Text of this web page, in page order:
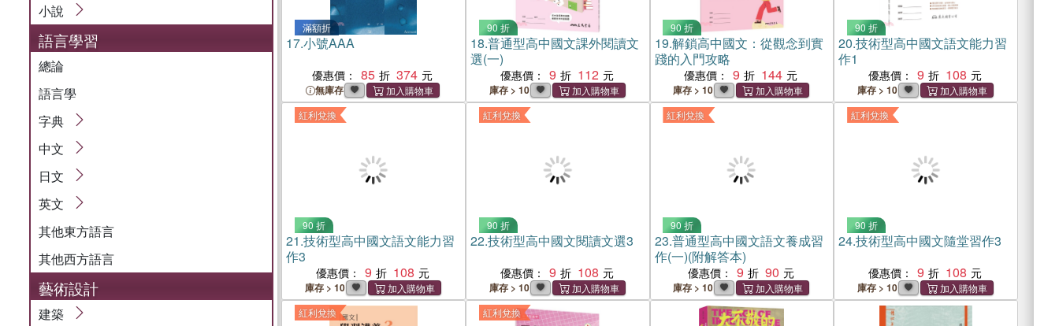
小說
語言學習
總論
語言學
字典
中文
日文
英文
其他東方語言
其他西方語言
藝術設計
建築
滿額折
17.小號AAA
優惠價： 85 374
無庫存
90 折
18.普通型高中國文課外閱讀文
選(一)
優惠價： 9 112
庫存 > 10
90 折
19.解鎖高中國文：從觀念到實
踐的入門攻略
優惠價： 9 144
庫存 > 10
90 折
20.技術型高中國文語文能力習
作1
優惠價： 9 108
庫存 > 10
紅利兌換
90 折
21.技術型高中國文語文能力習
作3
優惠價： 9 108
庫存 > 10
紅利兌換
90 折
22.技術型高中國文閱讀文選3
優惠價： 9 108
庫存 > 10
紅利兌換
90 折
23.普通型高中國文語文養成習
作(一)(附解答本)
優惠價： 9 90
庫存 > 10
紅利兌換
90 折
24.技術型高中國文隨堂習作3
優惠價： 9 108
庫存 > 10
紅利兌換 紅利兌換